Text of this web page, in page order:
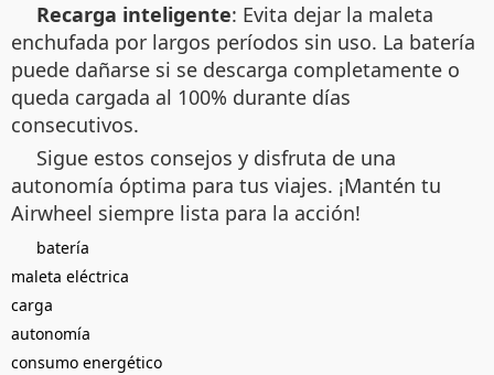
Recarga inteligente: Evita dejar la maleta
enchufada por largos períodos sin uso. La batería
puede dañarse si se descarga completamente o
queda cargada al 100% durante días
consecutivos.
Sigue estos consejos y disfruta de una
autonomía óptima para tus viajes. ¡Mantén tu
Airwheel siempre lista para la acción!
batería
maleta eléctrica
carga
autonomía
consumo energético